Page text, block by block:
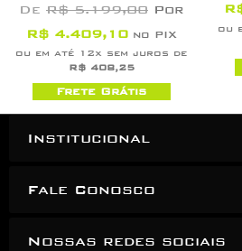
De R$ 5.199,00 Por
R$ 4.409,10no PIX
ou em até 12x sem juros de
R$ 408,25
Frete Grátis
ou
Institucional
Fale Conosco
Nossas redes sociais